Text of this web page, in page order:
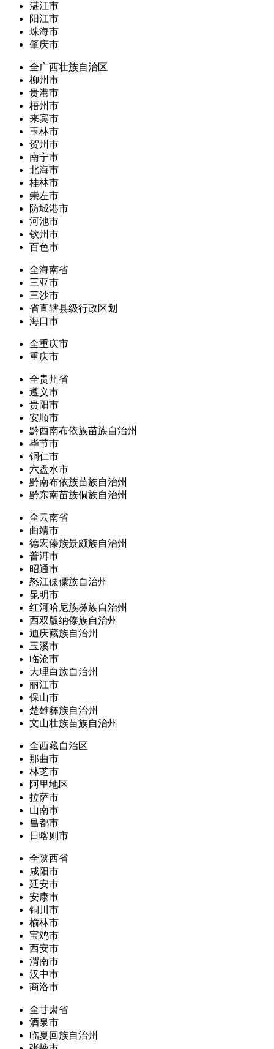
湛江市
阳江市
珠海市
肇庆市
全广西壮族自治区
柳州市
贵港市
梧州市
来宾市
玉林市
贺州市
南宁市
北海市
桂林市
崇左市
防城港市
河池市
钦州市
百色市
全海南省
三亚市
三沙市
省直辖县级行政区划
海口市
全重庆市
重庆市
全贵州省
遵义市
贵阳市
安顺市
黔西南布依族苗族自治州
毕节市
铜仁市
六盘水市
黔南布依族苗族自治州
黔东南苗族侗族自治州
全云南省
曲靖市
德宏傣族景颇族自治州
普洱市
昭通市
怒江傈僳族自治州
昆明市
红河哈尼族彝族自治州
西双版纳傣族自治州
迪庆藏族自治州
玉溪市
临沧市
大理白族自治州
丽江市
保山市
楚雄彝族自治州
文山壮族苗族自治州
全西藏自治区
那曲市
林芝市
阿里地区
拉萨市
山南市
昌都市
日喀则市
全陕西省
咸阳市
延安市
安康市
铜川市
榆林市
宝鸡市
西安市
渭南市
汉中市
商洛市
全甘肃省
酒泉市
临夏回族自治州